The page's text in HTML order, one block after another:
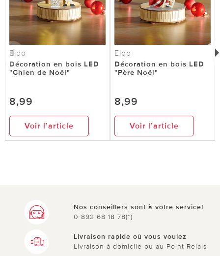
Eldo
Décoration en bois LED
"Chien de Noël"
8,99
Voir l’article
Eldo
Décoration en bois LED
"Père Noël"
8,99
Voir l’article
Nos conseillers sont à votre service!
0 892 68 18 78(*)
Livraison rapide où vous voulez
Livraison à domicile ou au Point Relais